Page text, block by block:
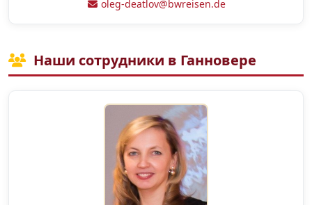
oleg-deatlov@bwreisen.de
Наши сотрудники в Ганновере